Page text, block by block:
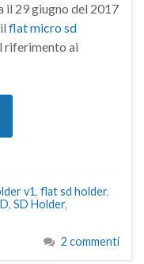
il 29 giugno del 2017
flat micro sd
riferimento ai
v1, flat sd holder,
, SD Holder,
2 commenti